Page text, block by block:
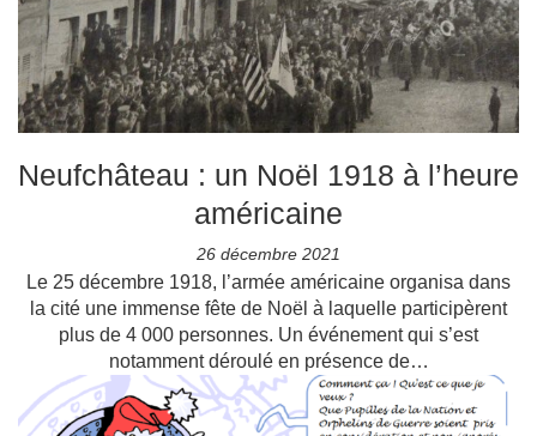
Neufchâteau : un Noël 1918 à l’heure
américaine
26 décembre 2021
Le 25 décembre 1918, l’armée américaine organisa dans
la cité une immense fête de Noël à laquelle participèrent
plus de 4 000 personnes. Un événement qui s’est
notamment déroulé en présence de…